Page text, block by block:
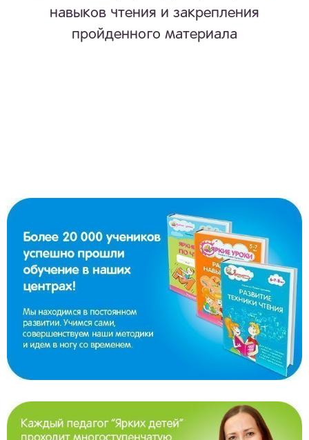
навыков чтения и закрепления
пройденного материала